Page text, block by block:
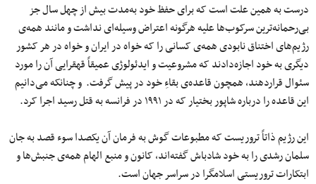
درست به همین علت است که برای حفظ خود به‌مدت بیش از چهل سال جز
بی‌رحمانه‌ترین سرکوب‌ها علیه هرگونه اعتراض وسیله‌ای نداشت و مانند همه‌ی
رژیم‌های اختناق نابودی همه‌ی کسانی را که خواه در ایران و خواه در هر کشور
دیگری به‌ خود اجازه‌دادند که مشروعیت و ایدئولوژی عمیقاً قهقرایی آن را مورد
سئوال‌ قراردهند، همچون قاعده‌ی بقاءِ خود در پیش‌ گرفت. و چنانکه می‌دانیم
این قاعده را درباره شاپور بختیار که در ۱۹۹۱ در فرانسه به‌ قتل‌ رسید اجرا کرد.
این رژیم ذاتاً تروریست که مطبوعات گوش‌ به‌ فرمان آن یکصدا سوء قصد به جان
سلمان رشدی را به خود شادباش گفته‌اند، کانون و منبع الهام همه‌ی جنبش‌ها و
ابتکارات تروریستی اسلامگرا در سراسر جهان است.